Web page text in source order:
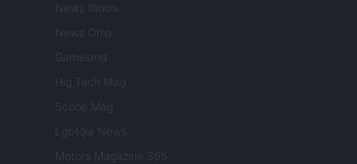
Newz Illinois
Newz Ohio
Gameland
Hig Tech Mag
Scoop Mag
Lgbtqia News
Motors Magazine 365